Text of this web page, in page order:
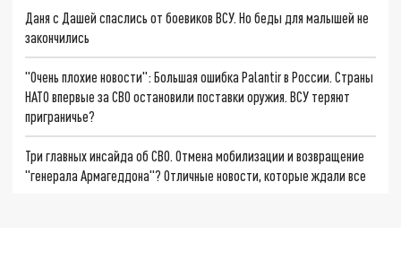
Даня с Дашей спаслись от боевиков ВСУ. Но беды для малышей не
закончились
"Очень плохие новости": Большая ошибка Palantir в России. Страны
НАТО впервые за СВО остановили поставки оружия. ВСУ теряют
приграничье?
Три главных инсайда об СВО. Отмена мобилизации и возвращение
"генерала Армагеддона"? Отличные новости, которые ждали все